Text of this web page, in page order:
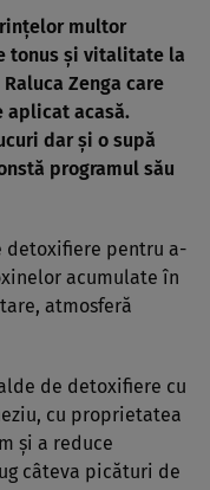
multor
tonus şi vitalitate la
Zenga care
aplicat acasă.
dar şi o supă
programul său
detoxifiere pentru a-
acumulate în
atmosferă
de detoxifiere cu
cu proprietatea
şi a reduce
câteva picături de